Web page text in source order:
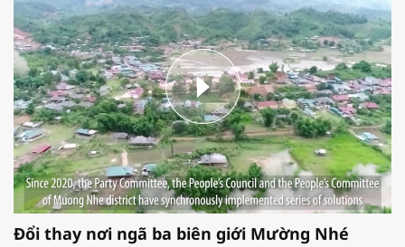
Đổi thay nơi ngã ba biên giới Mường Nhé